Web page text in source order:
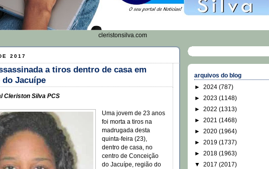
cleristonsilva.com
2017
a tiros dentro de casa em
do Jacuípe
Cleriston Silva PCS
Uma jovem de 23 anos
foi morta a tiros na
madrugada desta
quinta-feira (23),
dentro de casa, no
centro de Conceição
do Jacuípe, região do
arquivos do blog
► 2024 (787)
► 2023 (1148)
► 2022 (1313)
► 2021 (1468)
► 2020 (1964)
► 2019 (1737)
► 2018 (1963)
▼ 2017 (2017)